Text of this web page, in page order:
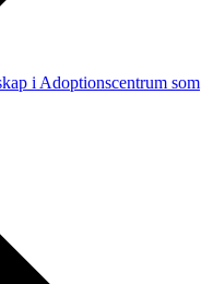
i Adoptionscentrum som